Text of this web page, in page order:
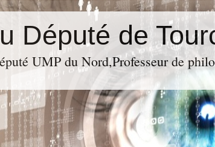
UMP du Nord,Professeur de